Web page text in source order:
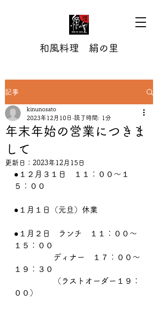
和風料理 絹の里
記事
年末年始の営業につきま
して
kinunosato
2023年12月10日 読了時間: 1分
更新日： 2023年12月15日
●１２月３１日　１１：００～１
５：００
●１月１日（元旦）休業
●１月２日　ランチ　１１：００～
１５：００
ディナー　１７：００～
１９：３０
（ラストオーダー１９：
００）